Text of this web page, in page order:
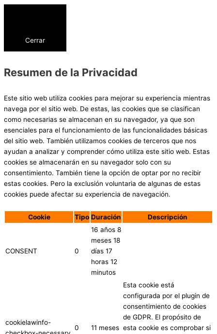
Cerrar
Resumen de la Privacidad
Este sitio web utiliza cookies para mejorar su experiencia mientras
navega por el sitio web. De estas, las cookies que se clasifican
como necesarias se almacenan en su navegador, ya que son
esenciales para el funcionamiento de las funcionalidades básicas
del sitio web. También utilizamos cookies de terceros que nos
ayudan a analizar y comprender cómo utiliza este sitio web. Estas
cookies se almacenarán en su navegador solo con su
consentimiento. También tiene la opción de optar por no recibir
estas cookies. Pero la exclusión voluntaria de algunas de estas
cookies puede afectar su experiencia de navegación.
Cookie Tipo Duración Descripción
CONSENT 0
16 años 8
meses 18
días 17
horas 12
minutos
cookielawinfo-
0 11 meses
Esta cookie está
configurada por el plugin de
consentimiento de cookies
de GDPR. El propósito de
esta cookie es comprobar si